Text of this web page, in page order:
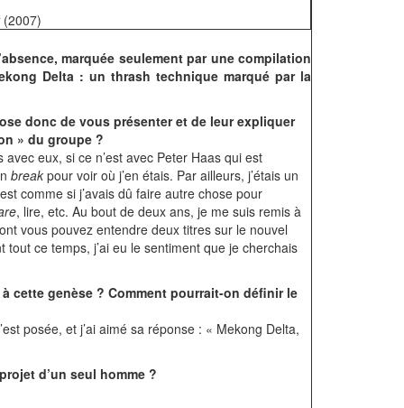
(2007)
marquée seulement par une compilation
Delta : un thrash technique marqué par la
donc de vous présenter et de leur expliquer
» du groupe ?
eux, si ce n’est avec Peter Haas qui est
break pour voir où j’en étais. Par ailleurs, j’étais un
comme si j’avais dû faire autre chose pour
, lire, etc. Au bout de deux ans, je me suis remis à
vous pouvez entendre deux titres sur le nouvel
ce temps, j’ai eu le sentiment que je cherchais
cette genèse ? Comment pourrait-on définir le
posée, et j’ai aimé sa réponse : « Mekong Delta,
d’un seul homme ?